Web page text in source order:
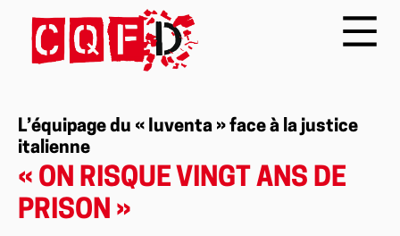
L’équipage du « Iuventa » face à la justice
italienne
« ON RISQUE VINGT ANS DE
PRISON »